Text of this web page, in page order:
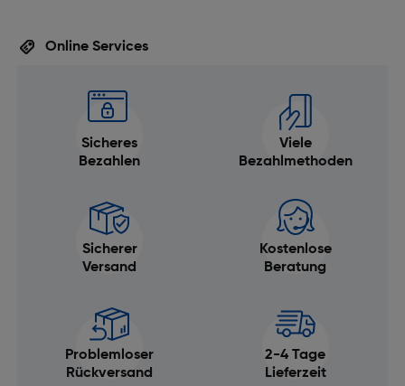
Farbe: Rosegold
Armbandfarbe: Hellrosa
Netzwerk
Umgebungslichtsensor: Ja
Thermometer: Nein
Beschleunigungsmesser: Ja
Schlafanalyse: Ja
Online Services
Sicheres
Bezahlen
Viele
Bezahlmethoden
Sicherer
Versand
Kostenlose
Beratung
Problemloser
Rückversand
2-4 Tage
Lieferzeit